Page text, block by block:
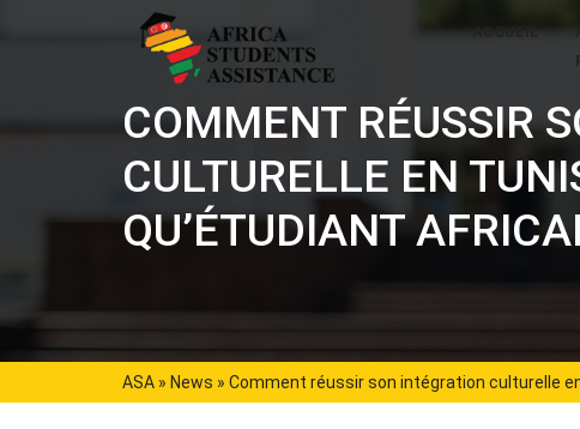
ACCUEIL
COMMENT RÉUSSIR
CULTURELLE EN
QU’ÉTUDIANT
ASA » News » Comment réussir son intégration culturelle